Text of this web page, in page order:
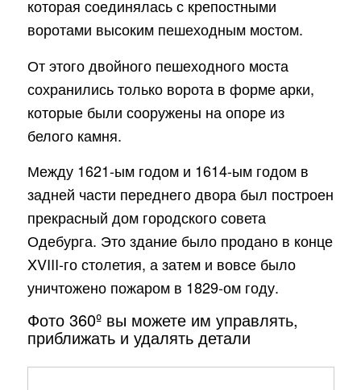
которая соединялась с крепостными
воротами высоким пешеходным мостом.
От этого двойного пешеходного моста
сохранились только ворота в форме арки,
которые были сооружены на опоре из
белого камня.
Между 1621-ым годом и 1614-ым годом в
задней части переднего двора был построен
прекрасный дом городского совета
Одебурга. Это здание было продано в конце
XVIII-го столетия, а затем и вовсе было
уничтожено пожаром в 1829-ом году.
Фото 360º вы можете им управлять,
приближать и удалять детали